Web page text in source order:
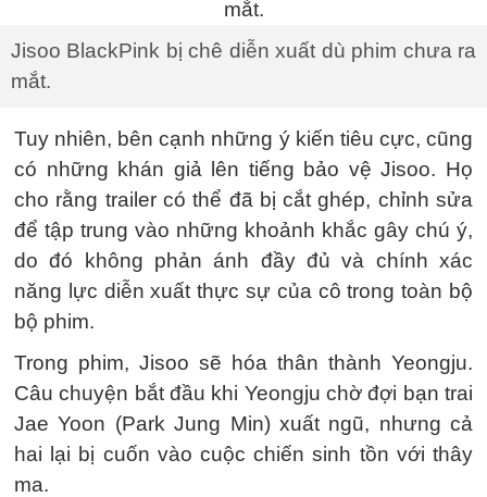
Jisoo BlackPink bị chê diễn xuất dù phim chưa ra
mắt.
Tuy nhiên, bên cạnh những ý kiến tiêu cực, cũng
có những khán giả lên tiếng bảo vệ Jisoo. Họ
cho rằng trailer có thể đã bị cắt ghép, chỉnh sửa
để tập trung vào những khoảnh khắc gây chú ý,
do đó không phản ánh đầy đủ và chính xác
năng lực diễn xuất thực sự của cô trong toàn bộ
bộ phim.
Trong phim, Jisoo sẽ hóa thân thành Yeongju.
Câu chuyện bắt đầu khi Yeongju chờ đợi bạn trai
Jae Yoon (Park Jung Min) xuất ngũ, nhưng cả
hai lại bị cuốn vào cuộc chiến sinh tồn với thây
ma.